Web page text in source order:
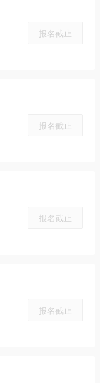
报名截止
报名截止
报名截止
报名截止